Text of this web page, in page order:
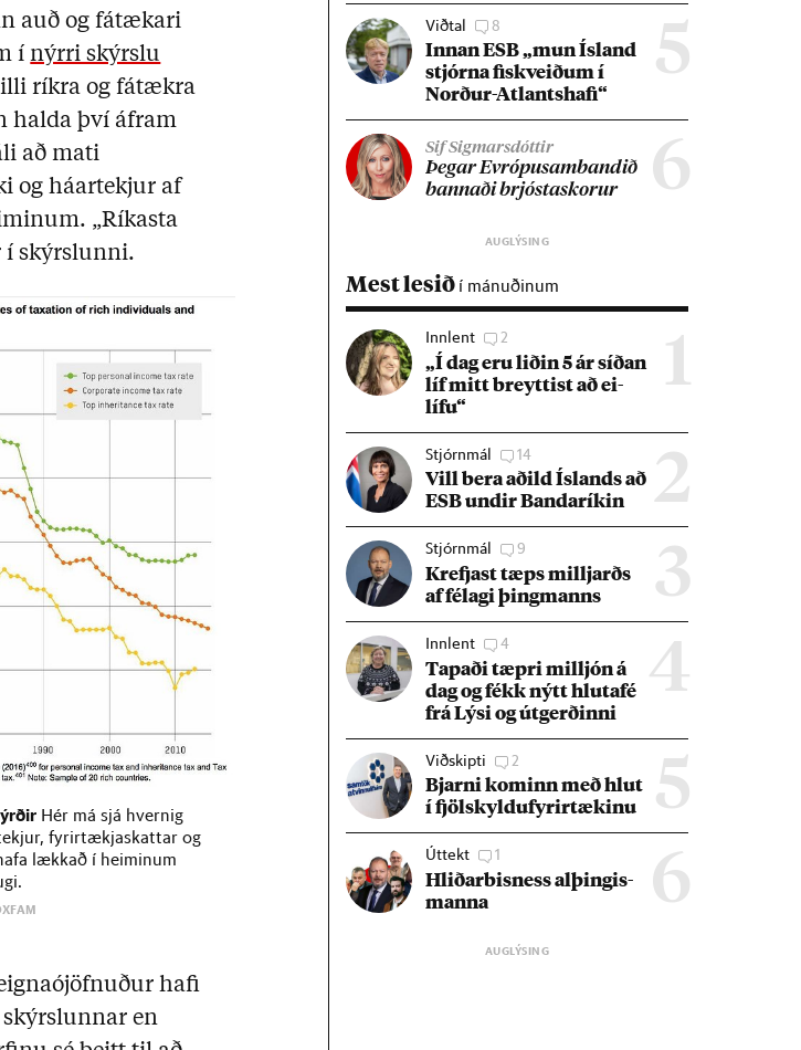
auð og fátæk­ari
ínýrri skýrslu
ríkra og fátækra
halda því áfram
að mati
og háartekjur af
„Ríkasta
í skýrslunni.
Hér má sjá hvernig
fyrirtækjaskattar og
lækkað í heiminum
hafi
en
5
Viðtal 8
Inn­an ESB „mun Ís­land
stjórna fisk­veið­um í
Norð­ur-Atlants­hafi“
6
Sif Sigmarsdóttir
Þeg­ar Evr­ópu­sam­band­ið
bann­aði brjósta­skor­ur
Mest lesið í mánuðinum
1
Innlent 2
„Í dag eru lið­in 5 ár síð­an
líf mitt breytt­ist að ei­
lífu“
2
Stjórnmál 14
Vill bera að­ild Ís­lands að
ESB und­ir Banda­rík­in
3
Stjórnmál 9
Krefjast tæps millj­arðs
af fé­lagi þing­manns
4
Innlent 4
Tap­aði tæpri millj­ón á
dag og fékk nýtt hluta­fé
frá Lýsi og út­gerð­inni
5
Viðskipti 2
Bjarni kom­inn með hlut
í fjöl­skyldu­fyr­ir­tæk­inu
6
Úttekt 1
Hlið­ar­bis­ness al­þing­is­
manna